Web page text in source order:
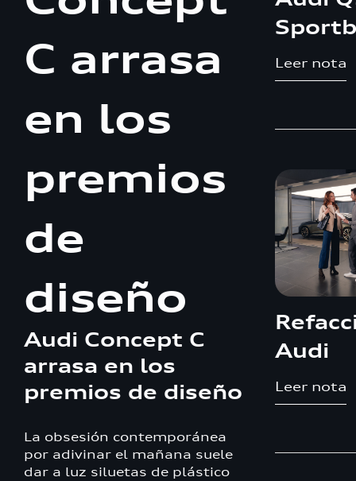
C arrasa
en los
premios
de
diseño
Audi Concept C
arrasa en los
premios de diseño
La obsesión contemporánea
por adivinar el mañana suele
dar a luz siluetas de plástico
Leer nota
Audi
Leer nota